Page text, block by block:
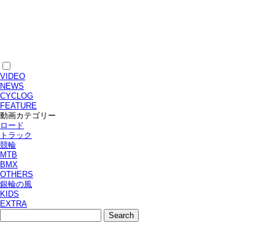
VIDEO
NEWS
CYCLOG
FEATURE
動画カテゴリー
ロード
トラック
競輪
MTB
BMX
OTHERS
銀輪の風
KIDS
EXTRA